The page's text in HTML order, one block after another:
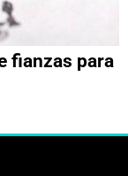
fianzas para